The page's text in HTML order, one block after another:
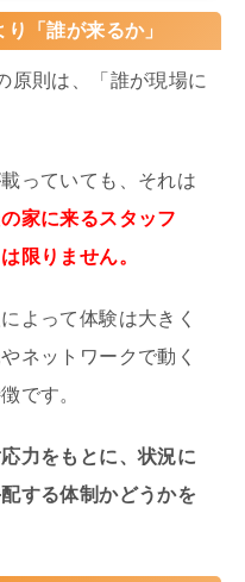
「誰が来るか」
原則は、「誰が現場に
っていても、それは
家に来るスタッフ
限りません。
よって体験は大きく
ネットワークで動く
です。
力をもとに、状況に
する体制かどうかを